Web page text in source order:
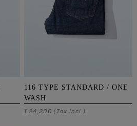
116 TYPE STANDARD / ONE
WASH
¥ 24,200 (Tax Incl.)